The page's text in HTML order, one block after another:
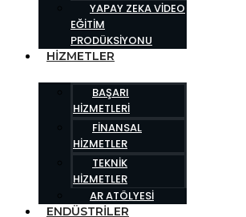
YAPAY ZEKA VIDEO
EĞITIM
PRODÜKSIYONU
HIZMETLER
BAŞARI
HIZMETLERI
FINANSAL
HIZMETLER
TEKNIK
HIZMETLER
AR ATÖLYESI
ENDÜSTRILER